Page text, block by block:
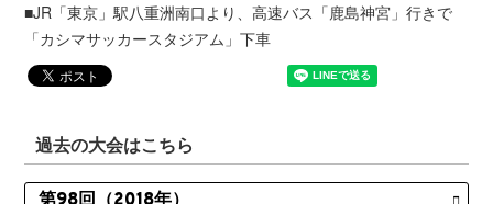
■JR「東京」駅八重洲南口より、高速バス「鹿島神宮」行きで
「カシマサッカースタジアム」下車
過去の大会はこちら